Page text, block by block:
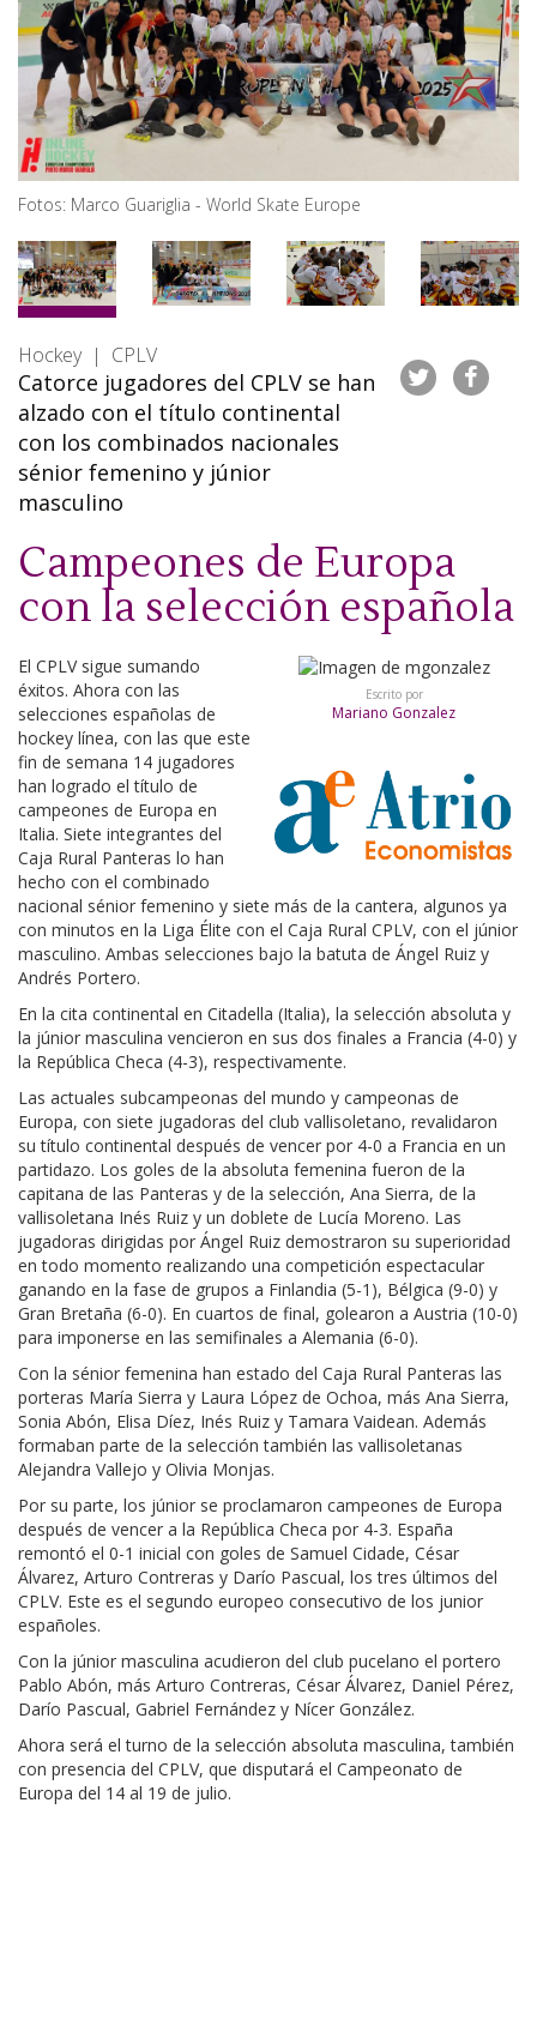
Fotos: Marco Guariglia - World Skate Europe
Hockey | CPLV
Catorce jugadores del CPLV se han
alzado con el título continental
con los combinados nacionales
sénior femenino y júnior
masculino
Campeones de Europa
con la selección española
Escrito por
Mariano Gonzalez
El CPLV sigue sumando
éxitos. Ahora con las
selecciones españolas de
hockey línea, con las que este
fin de semana 14 jugadores
han logrado el título de
campeones de Europa en
Italia. Siete integrantes del
Caja Rural Panteras lo han
hecho con el combinado
nacional sénior femenino y siete más de la cantera, algunos ya
con minutos en la Liga Élite con el Caja Rural CPLV, con el júnior
masculino. Ambas selecciones bajo la batuta de Ángel Ruiz y
Andrés Portero.
En la cita continental en Citadella (Italia), la selección absoluta y
la júnior masculina vencieron en sus dos finales a Francia (4-0) y
la República Checa (4-3), respectivamente.
Las actuales subcampeonas del mundo y campeonas de
Europa, con siete jugadoras del club vallisoletano, revalidaron
su título continental después de vencer por 4-0 a Francia en un
partidazo. Los goles de la absoluta femenina fueron de la
capitana de las Panteras y de la selección, Ana Sierra, de la
vallisoletana Inés Ruiz y un doblete de Lucía Moreno. Las
jugadoras dirigidas por Ángel Ruiz demostraron su superioridad
en todo momento realizando una competición espectacular
ganando en la fase de grupos a Finlandia (5-1), Bélgica (9-0) y
Gran Bretaña (6-0). En cuartos de final, golearon a Austria (10-0)
para imponerse en las semifinales a Alemania (6-0).
Con la sénior femenina han estado del Caja Rural Panteras las
porteras María Sierra y Laura López de Ochoa, más Ana Sierra,
Sonia Abón, Elisa Díez, Inés Ruiz y Tamara Vaidean. Además
formaban parte de la selección también las vallisoletanas
Alejandra Vallejo y Olivia Monjas.
Por su parte, los júnior se proclamaron campeones de Europa
después de vencer a la República Checa por 4-3. España
remontó el 0-1 inicial con goles de Samuel Cidade, César
Álvarez, Arturo Contreras y Darío Pascual, los tres últimos del
CPLV. Este es el segundo europeo consecutivo de los junior
españoles.
Con la júnior masculina acudieron del club pucelano el portero
Pablo Abón, más Arturo Contreras, César Álvarez, Daniel Pérez,
Darío Pascual, Gabriel Fernández y Nícer González.
Ahora será el turno de la selección absoluta masculina, también
con presencia del CPLV, que disputará el Campeonato de
Europa del 14 al 19 de julio.